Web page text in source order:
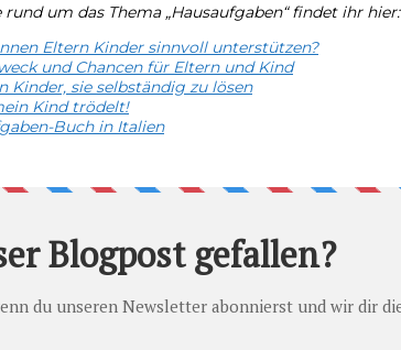
um das Thema „Hausaufgaben“ findet ihr hier:
Eltern Kinder sinnvoll unterstützen?
und Chancen für Eltern und Kind
Kinder, sie selbständig zu lösen
Kind trödelt!
Buch in Italien